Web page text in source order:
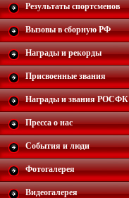
Результаты спортсменов
Вызовы в сборную РФ
Награды и рекорды
Присвоенные звания
Награды и звания РОСФК
Пресса о нас
События и люди
Фотогалерея
Видеогалерея